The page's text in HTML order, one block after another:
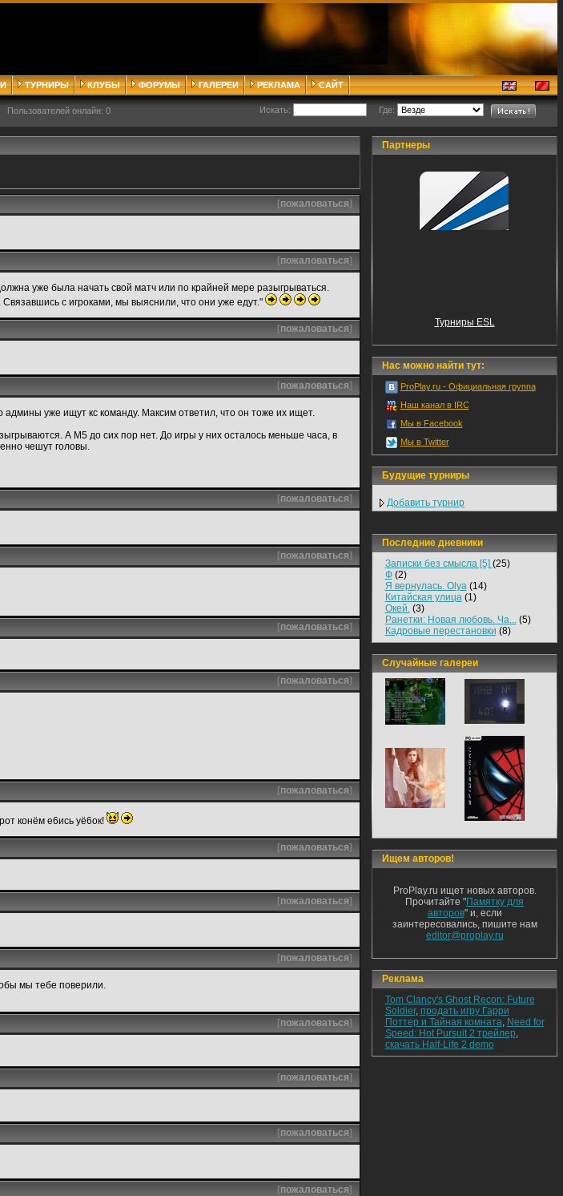
ТУРНИРЫ КЛУБЫ ФОРУМЫ ГАЛЕРЕИ РЕКЛАМА САЙТ
Пользователей онлайн: 0 Искать: Где:
[пожаловаться]
[пожаловаться]
уже была начать свой матч или по крайней мере разыгрываться.
с игроками, мы выяснили, что они уже едут."
[пожаловаться]
[пожаловаться]
уже ищут кс команду. Максим ответил, что он тоже их ищет.
А M5 до сих пор нет. До игры у них осталось меньше часа, в
чешут головы.
[пожаловаться]
[пожаловаться]
[пожаловаться]
[пожаловаться]
[пожаловаться]
конём е6ись уё6ок!
[пожаловаться]
[пожаловаться]
[пожаловаться]
мы тебе поверили.
[пожаловаться]
[пожаловаться]
[пожаловаться]
[пожаловаться]
Партнеры
Турниры ESL
Нас можно найти тут:
ProPlay.ru - Официальная группа
Наш канал в IRC
Мы в Facebook
Мы в Twitter
Будущие турниры
Добавить турнир
Последние дневники
Записки без смысла [5] (25)
Ф(2)
Я вернулась. Olya(14)
Китайская улица(1)
Окей.(3)
Ранетки: Новая любовь. Ча...(5)
Кадровые перестановки (8)
Случайные галереи
Ищем авторов!
ProPlay.ru ищет новых авторов.
Прочитайте "Памятку для
авторов" и, если
заинтересовались, пишите нам
editor@proplay.ru
Реклама
Tom Clancy's Ghost Recon: Future
Soldier, продать игру Гарри
Поттер и Тайная комната, Need for
Speed: Hot Pursuit 2 трейлер,
скачать Half-Life 2 demo